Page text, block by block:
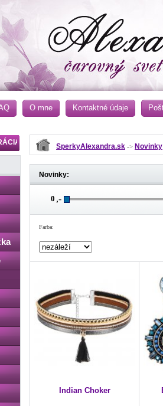
O mne Kontaktné údaje
SperkyAlexandra.sk -> Novinky
Novinky:
,-
Farba:
Indian Choker